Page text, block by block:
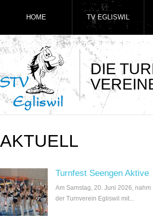
DIE
HOME TV EGLISWIL
AKTUELL
Turnfest Seengen Aktive
Am Samstag, 20. Juni 2026, nahm
der Turnverein Egliswil mit...